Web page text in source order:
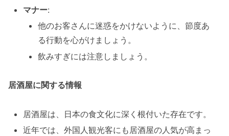
マナー:
他のお客さんに迷惑をかけないように、節度あ
る行動を心がけましょう。
飲みすぎには注意しましょう。
居酒屋に関する情報
居酒屋は、日本の食文化に深く根付いた存在です。
近年では、外国人観光客にも居酒屋の人気が高まっ